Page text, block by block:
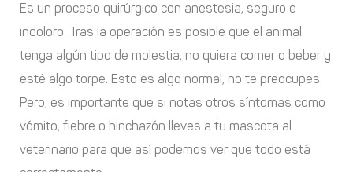
Es un proceso quirúrgico con anestesia, seguro e
indoloro. Tras la operación es posible que el animal
tenga algún tipo de molestia, no quiera comer o beber y
esté algo torpe. Esto es algo normal, no te preocupes.
Pero, es importante que si notas otros síntomas como
vómito, fiebre o hinchazón lleves a tu mascota al
veterinario para que así podemos ver que todo está